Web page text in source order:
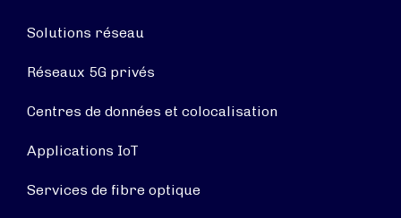
Solutions réseau
Réseaux 5G privés
Centres de données et colocalisation
Applications IoT
Services de fibre optique